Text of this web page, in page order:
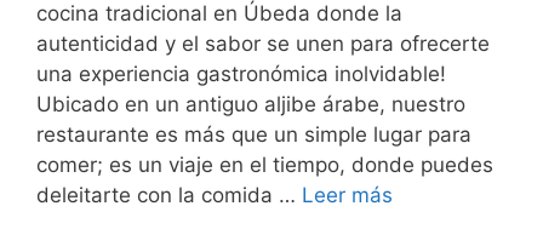
cocina tradicional en Úbeda donde la
autenticidad y el sabor se unen para ofrecerte
una experiencia gastronómica inolvidable!
Ubicado en un antiguo aljibe árabe, nuestro
restaurante es más que un simple lugar para
comer; es un viaje en el tiempo, donde puedes
deleitarte con la comida … Leer más